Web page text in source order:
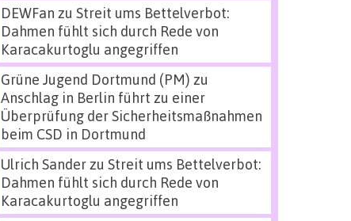
DEWFan zu Streit ums Bettelverbot:
Dahmen fühlt sich durch Rede von
Karacakurtoglu angegriffen
Grüne Jugend Dortmund (PM) zu
Anschlag in Berlin führt zu einer
Überprüfung der Sicherheitsmaßnahmen
beim CSD in Dortmund
Ulrich Sanderzu Streit ums Bettelverbot:
Dahmen fühlt sich durch Rede von
Karacakurtoglu angegriffen